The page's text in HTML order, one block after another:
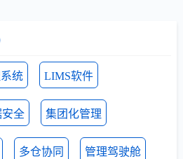
统 LIMS软件
全 集团化管理
多仓协同 管理驾驶舱